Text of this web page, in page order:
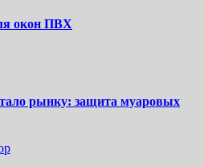
окон ПВХ
рынку: защита муаровых